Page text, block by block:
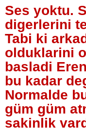
Ses yoktu.
digerlerini
Tabi ki
olduklarini
basladi
bu kadar
Normalde
güm güm
sakinlik